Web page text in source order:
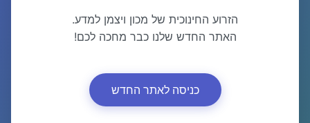
הזרוע החינוכית של מכון ויצמן למדע.
האתר החדש שלנו כבר מחכה לכם!
כניסה לאתר החדש